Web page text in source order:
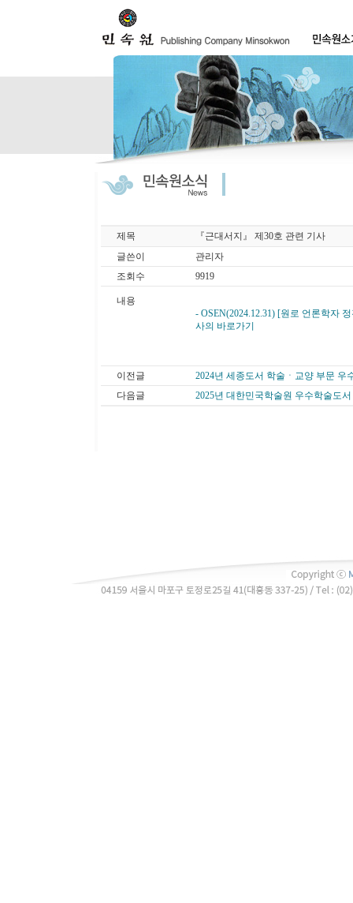
제목
『근대서지』 제30호 관련 기사
글쓴이
관리자
조회수
9919
내용
- OSEN(2024.12.31) [원로 언론학자
사의 바로가기
이전글
2024년 세종도서 학술ㆍ교양 부문 우
다음글
2025년 대한민국학술원 우수학술도